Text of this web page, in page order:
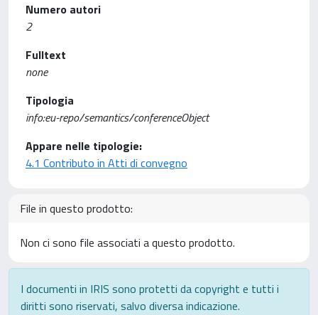
Numero autori
2
Fulltext
none
Tipologia
info:eu-repo/semantics/conferenceObject
Appare nelle tipologie:
4.1 Contributo in Atti di convegno
File in questo prodotto:
Non ci sono file associati a questo prodotto.
I documenti in IRIS sono protetti da copyright e tutti i
diritti sono riservati, salvo diversa indicazione.